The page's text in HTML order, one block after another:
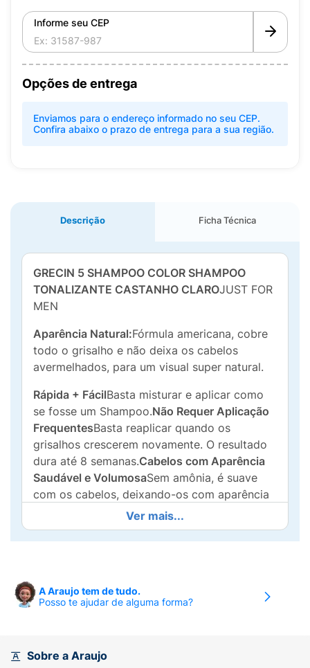
Informe seu CEP
Opções de entrega
Enviamos para o endereço informado no seu CEP.
Confira abaixo o prazo de entrega para a sua região.
Descrição Ficha Técnica
GRECIN 5 SHAMPOO COLOR SHAMPOO
TONALIZANTE CASTANHO CLAROJUST FOR
MEN
Aparência Natural:Fórmula americana, cobre
todo o grisalho e não deixa os cabelos
avermelhados, para um visual super natural.
Rápida + FácilBasta misturar e aplicar como
se fosse um Shampoo.Não Requer Aplicação
FrequentesBasta reaplicar quando os
grisalhos crescerem novamente. O resultado
dura até 8 semanas.Cabelos com Aparência
Saudável e VolumosaSem amônia, é suave
com os cabelos, deixando-os com aparência
mais volumosa e sem grisalhos.
Este Kit Contém:Grecin 5: 25ml, Grecin 5
Modo de Uso:Aplique.Espere 5 Minutos.Lave
aplicação. Em casos raros, o uso de
Ver mais...
A Araujo tem de tudo.
Posso te ajudar de alguma forma?
Sobre a Araujo